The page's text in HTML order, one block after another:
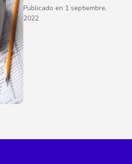
Publicado en 1 septiembre,
2022